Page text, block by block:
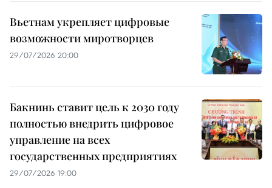
Вьетнам укрепляет цифровые
возможности миротворцев
29/07/2026 20:00
Бакнинь ставит цель к 2030 году
полностью внедрить цифровое
управление на всех
государственных предприятиях
29/07/2026 19:00